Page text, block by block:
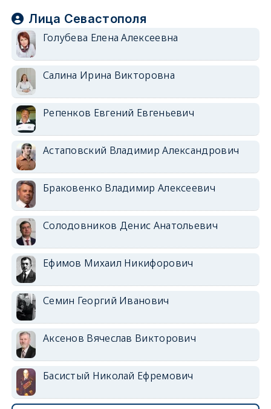
Лица Севастополя
Голубева Елена Алексеевна
Салина Ирина Викторовна
Репенков Евгений Евгеньевич
Астаповский Владимир Александрович
Браковенко Владимир Алексеевич
Солодовников Денис Анатольевич
Ефимов Михаил Никифорович
Семин Георгий Иванович
Аксенов Вячеслав Викторович
Басистый Николай Ефремович